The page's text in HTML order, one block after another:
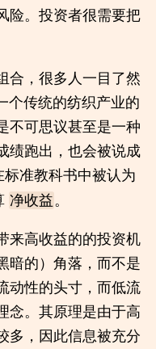
险。投资者很需要把
合，很多人一目了然
个传统的纺织产业的
不可思议甚至是一种
绩跑出，也会被说成
准教科书中被认为
净收益 。
来高收益的的投资机
暗的）角落，而不是
动性的头寸，而低流
念。其原理是由于高
多，因此信息被充分